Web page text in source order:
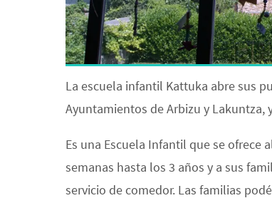
La escuela infantil Kattuka abre sus
Ayuntamientos de Arbizu y Lakuntza,
Es una Escuela Infantil que se ofrece
semanas hasta los 3 años y a sus
servicio de comedor. Las familias